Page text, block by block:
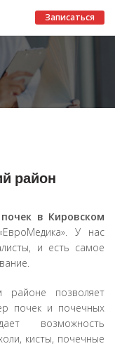
Записаться
район
в Кировском
У нас
и есть самое
позволяет
почек и почечных
возможность
кисты, почечные